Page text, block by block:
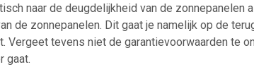
naar de deugdelijkheid van de zonnepanelen
de zonnepanelen. Dit gaat je namelijk op de
Vergeet tevens niet de garantievoorwaarden te
gaat.